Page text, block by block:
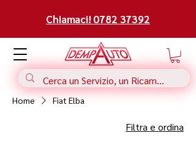
Chiamaci! 0782 37392
Home Fiat Elba
Filtra e ordina